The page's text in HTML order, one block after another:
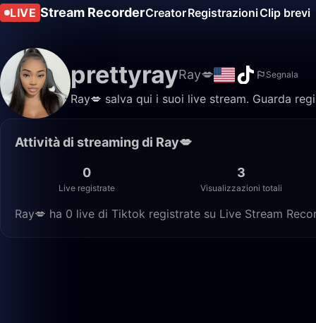
LIVE Stream RecorderCreatorRegistrazioniClip brevi
prettyrayRay💋 Segnala
Ray💋 salva qui i suoi live stream. Guarda
Attività di streaming di Ray💋
0
Live registrate
3
Visualizzazioni totali
Ray💋 ha 0 live di Tiktok registrate su Live Stream